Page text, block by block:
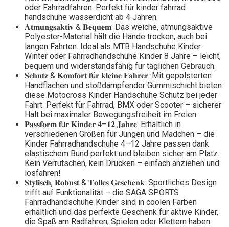
oder Fahrradfahren. Perfekt für kinder fahrrad
handschuhe wasserdicht ab 4 Jahren.
𝐀𝐭𝐦𝐮𝐧𝐠𝐬𝐚𝐤𝐭𝐢𝐯 & 𝐁𝐞𝐪𝐮𝐞𝐦: Das weiche, atmungsaktive
Polyester-Material hält die Hände trocken, auch bei
langen Fahrten. Ideal als MTB Handschuhe Kinder
Winter oder Fahrradhandschuhe Kinder 8 Jahre – leicht,
bequem und widerstandsfähig für täglichen Gebrauch.
𝐒𝐜𝐡𝐮𝐭𝐳 & 𝐊𝐨𝐦𝐟𝐨𝐫𝐭 𝐟ü𝐫 𝐤𝐥𝐞𝐢𝐧𝐞 𝐅𝐚𝐡𝐫𝐞𝐫: Mit gepolsterten
Handflächen und stoßdämpfender Gummischicht bieten
diese Motocross Kinder Handschuhe Schutz bei jeder
Fahrt. Perfekt für Fahrrad, BMX oder Scooter – sicherer
Halt bei maximaler Bewegungsfreiheit im Freien.
𝐏𝐚𝐬𝐬𝐟𝐨𝐫𝐦 𝐟ü𝐫 𝐊𝐢𝐧𝐝𝐞𝐫 𝟒–𝟏𝟐 𝐉𝐚𝐡𝐫𝐞: Erhältlich in
verschiedenen Größen für Jungen und Mädchen – die
Kinder Fahrradhandschuhe 4–12 Jahre passen dank
elastischem Bund perfekt und bleiben sicher am Platz.
Kein Verrutschen, kein Drücken – einfach anziehen und
losfahren!
𝐒𝐭𝐲𝐥𝐢𝐬𝐜𝐡, 𝐑𝐨𝐛𝐮𝐬𝐭 & 𝐓𝐨𝐥𝐥𝐞𝐬 𝐆𝐞𝐬𝐜𝐡𝐞𝐧𝐤: Sportliches Design
trifft auf Funktionalität – die SAGA SPORTS
Fahrradhandschuhe Kinder sind in coolen Farben
erhältlich und das perfekte Geschenk für aktive Kinder,
die Spaß am Radfahren, Spielen oder Klettern haben.